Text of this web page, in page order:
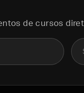
de cursos
E-